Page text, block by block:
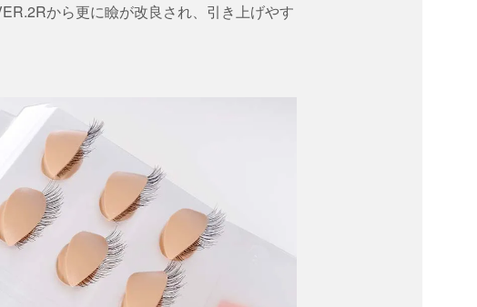
から更に瞼が改良され、引き上げやす